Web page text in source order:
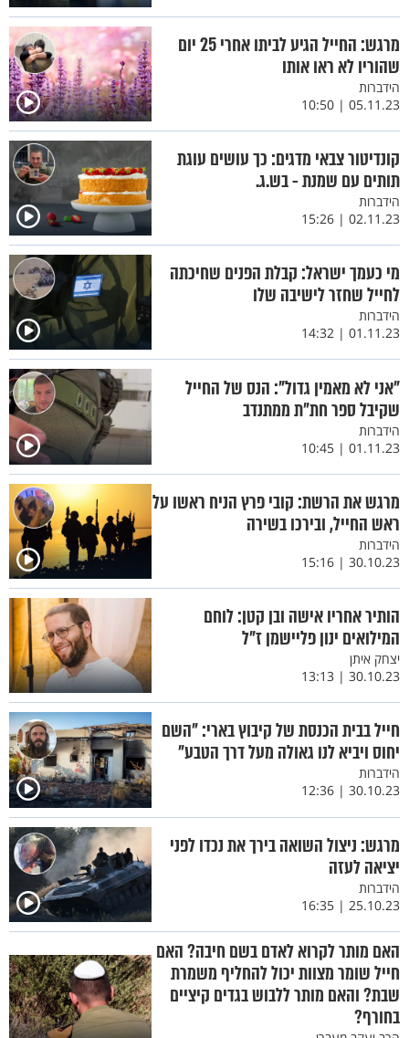
מרגש: החייל הגיע לביתו אחרי 25 יום
שהוריו לא ראו אותו
הידברות
05.11.23 | 10:50
קונדיטור צבאי מדגים: כך עושים עוגת
תותים עם שמנת - בש.ג.
הידברות
02.11.23 | 15:26
מי כעמך ישראל: קבלת הפנים שחיכתה
לחייל שחזר לישיבה שלו
הידברות
01.11.23 | 14:32
"אני לא מאמין גדול": הנס של החייל
שקיבל ספר חת"ת ממתנדב
הידברות
01.11.23 | 10:45
מרגש את הרשת: קובי פרץ הניח ראשו על
ראש החייל, ובירכו בשירה
הידברות
30.10.23 | 15:16
הותיר אחריו אישה ובן קטן: לוחם
המילואים ינון פליישמן ז"ל
יצחק איתן
30.10.23 | 13:13
חייל בבית הכנסת של קיבוץ בארי: "השם
יחוס ויביא לנו גאולה מעל דרך הטבע"
הידברות
30.10.23 | 12:36
מרגש: ניצול השואה בירך את נכדו לפני
יציאה לעזה
הידברות
25.10.23 | 16:35
האם מותר לקרוא לאדם בשם חיבה? האם
חייל שומר מצוות יכול להחליף משמרת
שבת? והאם מותר ללבוש בגדים קיציים
בחורף?